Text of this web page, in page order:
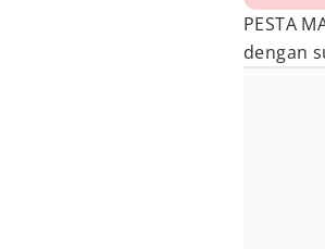
PESTA
dengan